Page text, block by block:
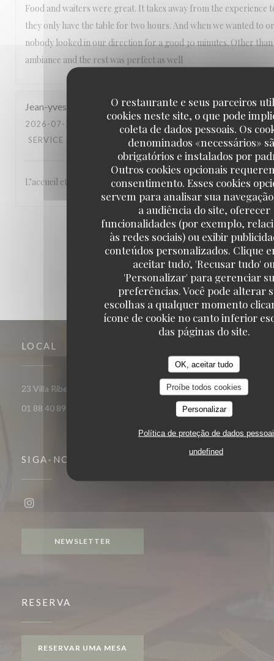
O restaurante e seus parceiros
cookies neste site, o que pode
coleta de dados pessoais. Os
denominados «necessários»
obrigatórios e instalados por
Outros cookies opcionais
consentimento. Esses cookies
servem para analisar sua
a audiência do site, oferecer
funcionalidades (por exemplo,
às redes sociais) ou exibir
conteúdos personalizados. Clique
aceitar tudo', 'Recusar tudo'
'Personalizar' para gerenciar
preferências. Você pode alterar
escolhas a qualquer momento
ícone de cookie no canto inferior
das páginas do site.
OK, aceitar tudo
Proíbe todos cookies
Personalizar
Política de proteção de dados
undefined
Food and waiters were great. It takes away from the experience
they only have the table for two hours. And when we wanted to
nobody looked in our direction for a good 30 minutes. Other
ambiance and the rest was perfect as well
Jean-yves
2026-07-29
- 19:30 - GUESTS 2
SERVICE
AMBIENCE: 5/5 MENU: 3 /5 QUALITY_PRICE
L’accueil et le placement sont bons
1 2 3
LOCAL
23 Villa Riberolle 75020 Paris
((abre numa nova janela))
01 88 40 89 93
SIGA-NOS
NEWSLETTER
RESERVA
RESERVAR UMA MESA